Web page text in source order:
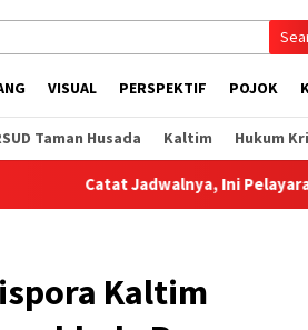
VISUAL PERSPEKTIF POJOK
Taman Husada Kaltim Hukum
Jadwalnya, Ini Pelayaran Kapal
Kaltim